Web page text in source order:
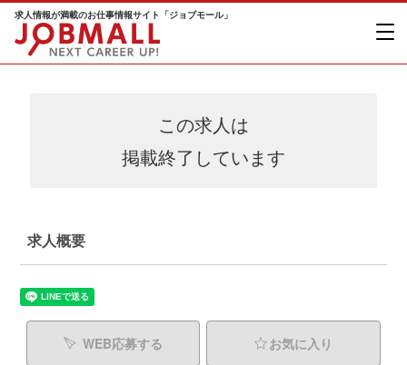
求人情報が満載のお仕事情報サイト「ジョブモール」
この求人は
掲載終了しています
求人概要
WEB応募する お気に入り